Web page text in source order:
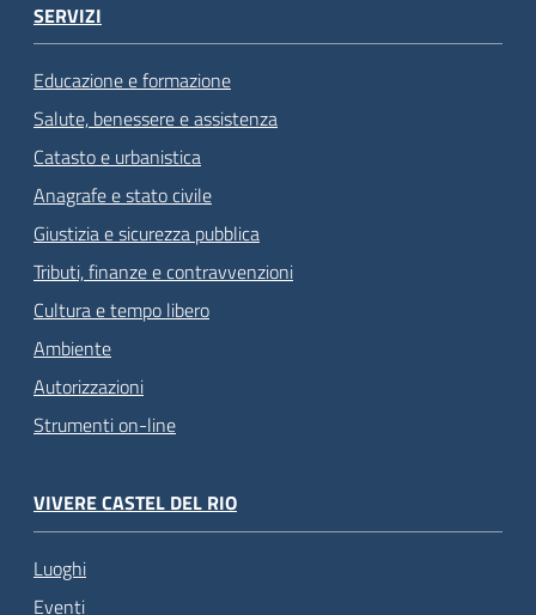
SERVIZI
Educazione e formazione
Salute, benessere e assistenza
Catasto e urbanistica
Anagrafe e stato civile
Giustizia e sicurezza pubblica
Tributi, finanze e contravvenzioni
Cultura e tempo libero
Ambiente
Autorizzazioni
Strumenti on-line
VIVERE CASTEL DEL RIO
Luoghi
Eventi